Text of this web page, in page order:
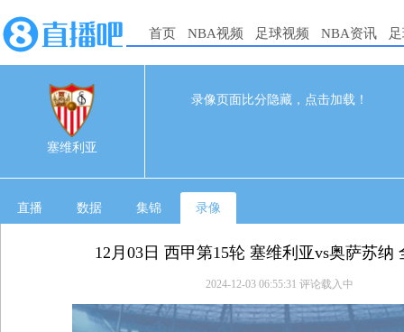
首页 NBA视频 足球视频 NBA资讯
塞维利亚
录像页面比分隐藏，点击加载！
直播 数据 集锦 录像
12月03日 西甲第15轮 塞维利亚vs奥萨苏纳
2024-12-03 06:55:31 评论载入中